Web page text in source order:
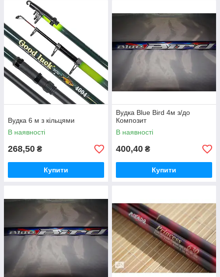
Вудка 6 м з кільцями
В наявності
268,50 ₴
Купити
Вудка Blue Bird 4м з/до
Композит
В наявності
400,40 ₴
Купити